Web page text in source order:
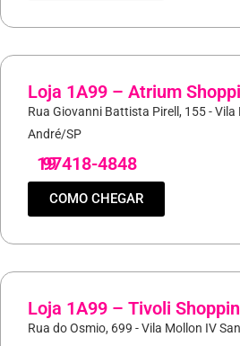
Loja 1A99 – Atrium
Rua Giovanni Battista Pirell, 155 -
André/SP
19
97418-4848
COMO CHEGAR
Loja 1A99 – Tivoli
Rua do Osmio, 699 - Vila Mollon IV